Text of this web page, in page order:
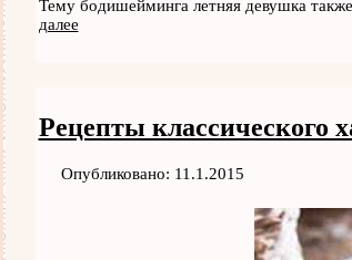
Тему бодишейминга летняя девушка
далее
Рецепты классического
Опубликовано: 11.1.2015